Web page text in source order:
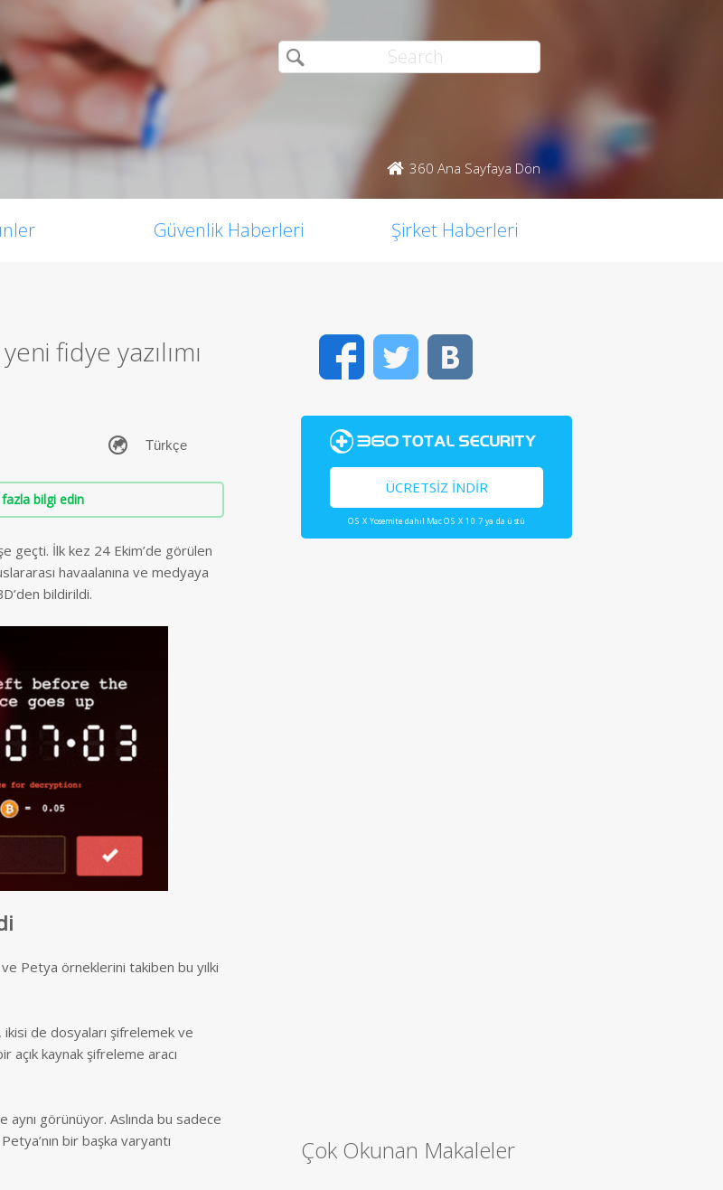
360 Ana Sayfaya Dön
Güvenlik Haberleri Şirket Haberleri
fidye yazılımı
bilgi edin
geçti. İlk kez 24 Ekim’de görülen
havaalanına ve medyaya
bildirildi.
ve Petya örneklerini takiben bu yılki
ikisi de dosyaları şifrelemek ve
açık kaynak şifreleme aracı
görünüyor. Aslında bu sadece
bir başka varyantı
FacebookTwitter
ÜCRETSIZ İNDIR
OS X Yosemite dahil Mac OS X 10.7 ya da üstü
Çok Okunan Makaleler